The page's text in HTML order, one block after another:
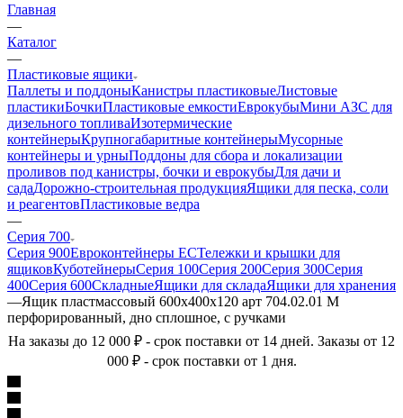
Главная
—
Каталог
—
Пластиковые ящики
Паллеты и поддоныКанистры пластиковыеЛистовые
пластикиБочкиПластиковые емкостиЕврокубыМини АЗС для
дизельного топливаИзотермические
контейнерыКрупногабаритные контейнерыМусорные
контейнеры и урныПоддоны для сбора и локализации
проливов под канистры, бочки и еврокубыДля дачи и
садаДорожно-строительная продукцияЯщики для песка, соли
и реагентовПластиковые ведра
—
Серия 700
Серия 900Евроконтейнеры ЕСТележки и крышки для
ящиковКуботейнерыСерия 100Серия 200Серия 300Серия
400Серия 600СкладныеЯщики для складаЯщики для хранения
—Ящик пластмассовый 600х400х120 арт 704.02.01 М
перфорированный, дно сплошное, с ручками
На заказы до 12 000 ₽ - срок поставки от 14 дней. Заказы от 12
000 ₽ - срок поставки от 1 дня.